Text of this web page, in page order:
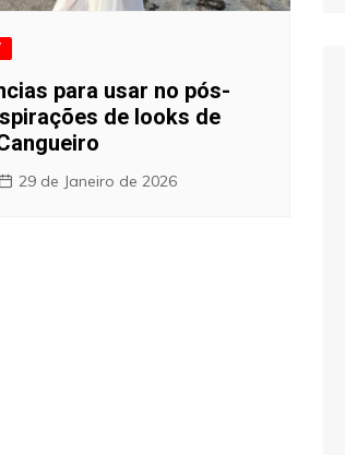
para usar no pós-
de looks de
29 de Janeiro de 2026